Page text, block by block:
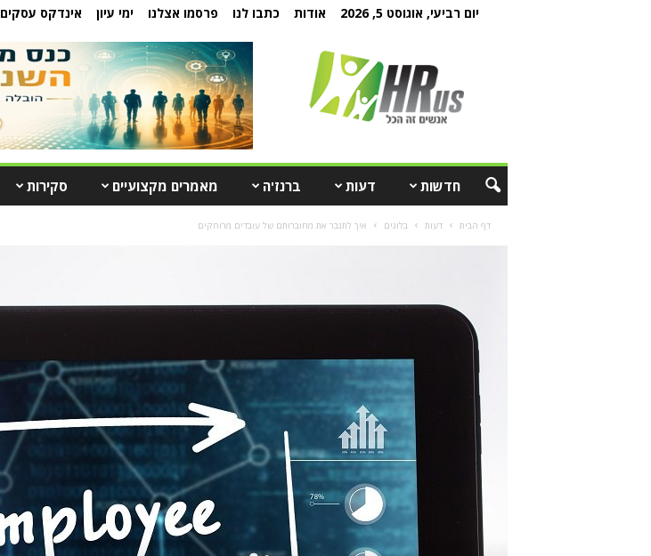
יום רביעי, אוגוסט 5, 2026 אודות כתבו לנו פרסמו אצלנו ימי עיון אינדקס עסקים
חדשות דעות ברנז'ה מאמרים מקצועיים סקירות
דף הבית דעות בלוגים איך לתגבר את מחוברותם של עובדים מרוחקים